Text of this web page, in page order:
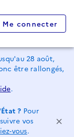
Me connecter
28 août,
être rallongés,
.
? Pour
vos
vous.